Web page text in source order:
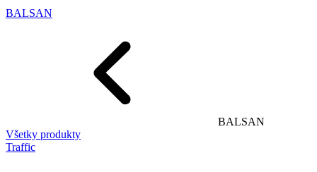
BALSAN
BALSAN
Všetky produkty
Traffic